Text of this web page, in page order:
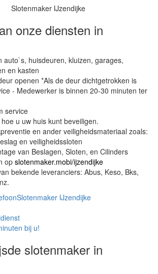
onze diensten in
auto`s, huisdeuren, kluizen, garages,
en kasten
openen *Als de deur dichtgetrokken is
- Medewerker is binnen 20-30 minuten ter
service
u uw huis kunt beveiligen.
en ander veiligheidsmateriaal zoals:
en veiligheidssloten
van Beslagen, Sloten, en Cilinders
op slotenmaker.mobi/ijzendijke
bekende leveranciers: Abus, Keso, Bks,
Slotenmaker IJzendijke
bij u!
slotenmaker in